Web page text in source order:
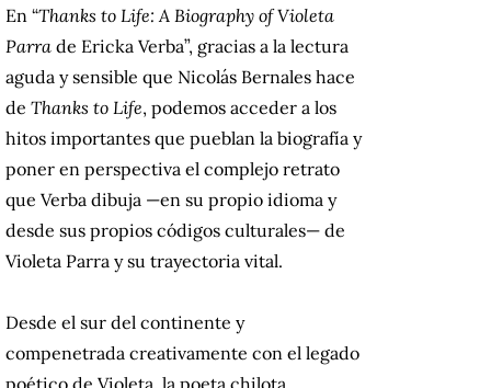
En “Thanks to Life: A Biography of Violeta
Parra de Ericka Verba”, gracias a la lectura
aguda y sensible que Nicolás Bernales hace
de Thanks to Life, podemos acceder a los
hitos importantes que pueblan la biografía y
poner en perspectiva el complejo retrato
que Verba dibuja —en su propio idioma y
desde sus propios códigos culturales— de
Violeta Parra y su trayectoria vital.
Desde el sur del continente y
compenetrada creativamente con el legado